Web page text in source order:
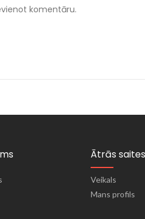
komentāru.
Ātrās saites
Veikals
Mans profils